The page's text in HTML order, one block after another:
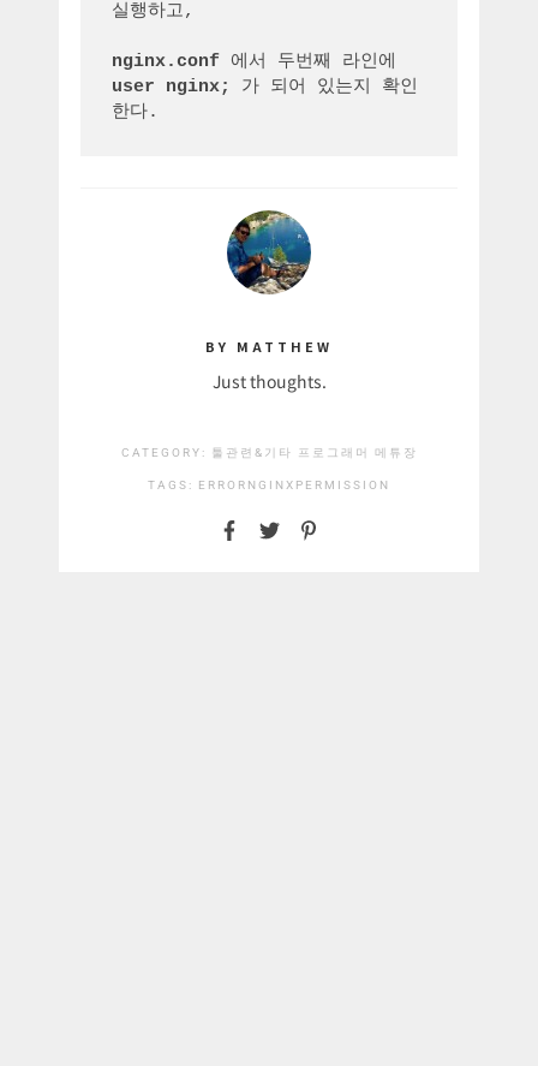
실행하고,
nginx.conf
user nginx;
가 되어 있는지 확인
한다.
BY MATTHEW
Just thoughts.
CATEGORY: 툴관련&기타 프로그래머 메튜장
TAGS: ERROR NGINX PERMISSION